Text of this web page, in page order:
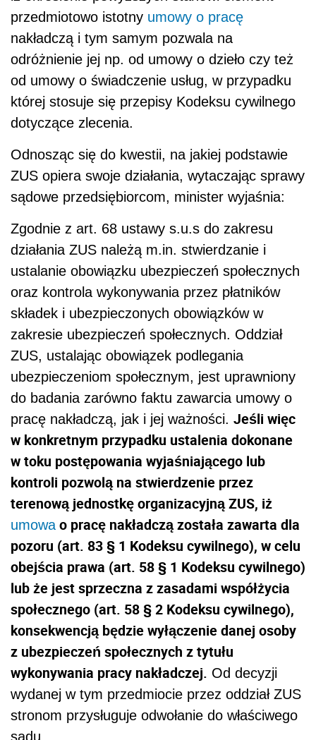
przedmiotowo istotny umowy o pracę
nakładczą i tym samym pozwala na
odróżnienie jej np. od umowy o dzieło czy też
od umowy o świadczenie usług, w przypadku
której stosuje się przepisy Kodeksu cywilnego
dotyczące zlecenia.
Odnosząc się do kwestii, na jakiej podstawie
ZUS opiera swoje działania, wytaczając sprawy
sądowe przedsiębiorcom, minister wyjaśnia:
Zgodnie z art. 68 ustawy s.u.s do zakresu
działania ZUS należą m.in. stwierdzanie i
ustalanie obowiązku ubezpieczeń społecznych
oraz kontrola wykonywania przez płatników
składek i ubezpieczonych obowiązków w
zakresie ubezpieczeń społecznych. Oddział
ZUS, ustalając obowiązek podlegania
ubezpieczeniom społecznym, jest uprawniony
do badania zarówno faktu zawarcia umowy o
pracę nakładczą, jak i jej ważności. Jeśli więc
w konkretnym przypadku ustalenia dokonane
w toku postępowania wyjaśniającego lub
kontroli pozwolą na stwierdzenie przez
terenową jednostkę organizacyjną ZUS, iż
umowao pracę nakładczą została zawarta dla
pozoru (art. 83 § 1 Kodeksu cywilnego), w celu
obejścia prawa (art. 58 § 1 Kodeksu cywilnego)
lub że jest sprzeczna z zasadami współżycia
społecznego (art. 58 § 2 Kodeksu cywilnego),
konsekwencją będzie wyłączenie danej osoby
z ubezpieczeń społecznych z tytułu
wykonywania pracy nakładczej. Od decyzji
wydanej w tym przedmiocie przez oddział ZUS
stronom przysługuje odwołanie do właściwego
sądu.